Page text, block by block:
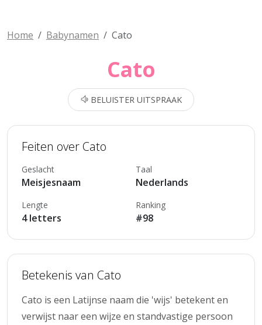
Home Babynamen Cato
Cato
BELUISTER UITSPRAAK
Feiten over Cato
Geslacht
Meisjesnaam
Taal
Nederlands
Lengte
4 letters
Ranking
#98
Betekenis van Cato
Cato is een Latijnse naam die 'wijs' betekent en
verwijst naar een wijze en standvastige persoon